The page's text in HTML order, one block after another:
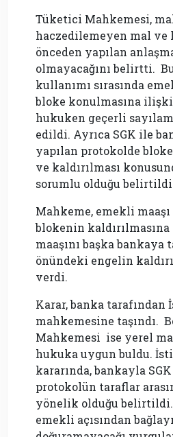
Tüketici Mahkemesi,
haczedilemeyen mal ve
önceden yapılan
olmayacağını belirtti.
kullanımı sırasında
bloke konulmasına
hukuken geçerli
edildi. Ayrıca SGK ile
yapılan protokolde
ve kaldırılması
sorumlu olduğu
Mahkeme, emekli
blokenin
maaşını başka bankaya
önündeki engelin
verdi.
Karar, banka tarafından
mahkemesine taşındı.
Mahkemesi ise yerel
hukuka uygun buldu.
kararında, bankayla
protokolün taraflar
yönelik olduğu
emekli açısından